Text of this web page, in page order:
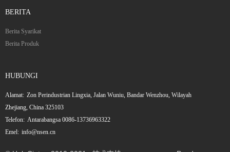
BERITA
Berita Syarikat
Berita Produk
HUBUNGI
Alamat: Zon Perindustrian Lingxia, Jalan Wuniu, Bandar Wenzhou, Wilayah
Zhejiang, China 325103
Telefon: Antarabangsa 0086-13736963322
Emel: info@nsen.cn